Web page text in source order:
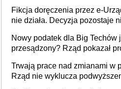
Fikcja doręczenia przez e-
nie działa. Decyzja pozostaje
Nowy podatek dla Big Techów
przesądzony? Rząd pokazał
Trwają prace nad zmianami w
Rząd nie wyklucza